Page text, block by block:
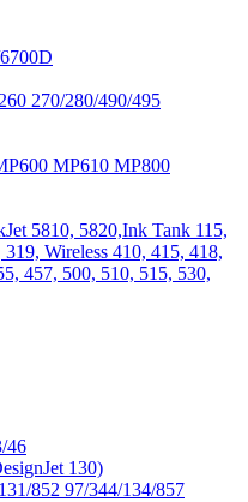
270/280/490/495
MP610 MP800
5810, 5820,Ink Tank 115,
Wireless 410, 415, 418,
457, 500, 510, 515, 530,
46
130)
852 97/344/134/857